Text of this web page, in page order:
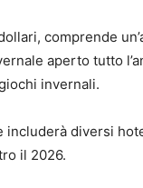
comprende
aperto tutto
invernali.
includerà diversi
il 2026.